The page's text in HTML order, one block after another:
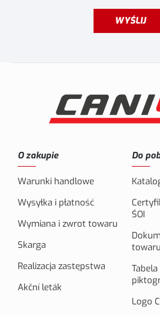
WYŚLIJ
O zakupie
Warunki handlowe
Wysyłka i płatność
Wymiana i zwrot towaru
Skarga
Realizacja zastępstwa
Akční leták
Do
ŚOI
towaru
Logo